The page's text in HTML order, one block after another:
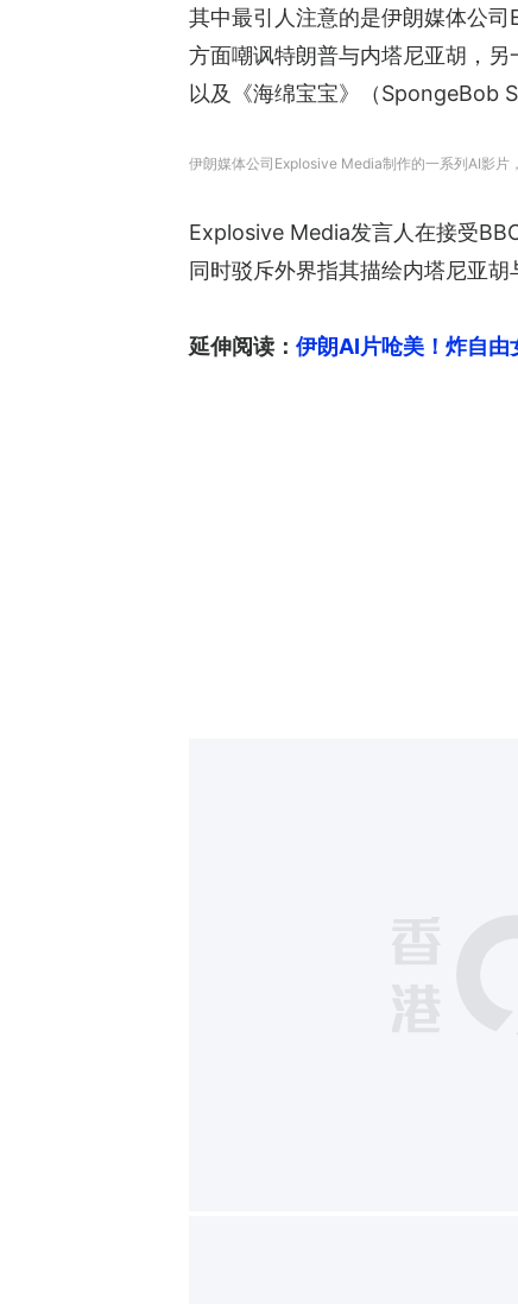
其中最引人注意的是伊朗媒体公
方面嘲讽特朗普与内塔尼亚胡，另
以及《海绵宝宝》（SpongeBob
伊朗媒体公司Explosive Media制作的一系列AI影片
Explosive Media发言人在接受
同时驳斥外界指其描绘内塔尼亚
延伸阅读： 伊朗AI片呛美！炸自由